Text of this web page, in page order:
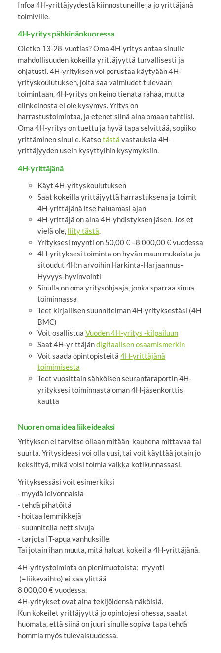
Infoa 4H-yrittäjyydestä kiinnostuneille ja jo yrittäjänä
toimiville.
4H-yritys pähkinänkuoressa
Oletko 13-28-vuotias? Oma 4H-yritys antaa sinulle
mahdollisuuden kokeilla yrittäjyyttä turvallisesti ja
ohjatusti. 4H-yrityksen voi perustaa käytyään 4H-
yrityskoulutuksen, jolta saa valmiudet tulevaan
toimintaan. 4H-yritys on keino tienata rahaa, mutta
elinkeinosta ei ole kysymys. Yritys on
harrastustoimintaa, ja etenet siinä aina omaan tahtiisi.
Oma 4H-yritys on tuettu ja hyvä tapa selvittää, sopiiko
yrittäminen sinulle. Katsotästä vastauksia 4H-
yrittäjyyden usein kysyttyihin kysymyksiin.
4H-yrittäjänä
Käyt 4H-yrityskoulutuksen
Saat kokeilla yrittäjyyttä harrastuksena ja toimit
4H-yrittäjänä itse haluamasi ajan
4H-yrittäjä on aina 4H-yhdistyksen jäsen. Jos et
vielä ole, liity tästä.
Yrityksesi myynti on 50,00 € –8 000,00 € vuodessa
4H-yrityksesi toiminta on hyvän maun mukaista ja
sitoudut 4H:n arvoihin Harkinta-Harjaannus-
Hyvyys-hyvinvointi
Sinulla on oma yritysohjaaja, jonka sparraa sinua
toiminnassa
Teet kirjallisen suunnitelman 4H-yrityksestäsi (4H
BMC)
Voit osallistua Vuoden 4H-yritys -kilpailuun
Saat 4H-yrittäjändigitaalisen osaamismerkin
Voit saada opintopisteitä 4H-yrittäjänä
toimimisesta
Teet vuosittain sähköisen seurantaraportin 4H-
yrityksesi toiminnasta oman 4H-jäsenkorttisi
kautta
Nuoren oma idea liikeideaksi
Yrityksen ei tarvitse ollaan mitään kauhena mittavaa tai
suurta. Yritysideasi voi olla uusi, tai voit käyttää jotain jo
keksittyä, mikä voisi toimia vaikka kotikunnassasi.
Yrityksessäsi voit esimerkiksi
- myydä leivonnaisia
- tehdä pihatöitä
- hoitaa lemmikkejä
- suunnitella nettisivuja
- tarjota IT-apua vanhuksille.
Tai jotain ihan muuta, mitä haluat kokeilla 4H-yrittäjänä.
4H-yritystoiminta on pienimuotoista; myynti
(=liikevaihto) ei saa ylittää
8 000,00 € vuodessa.
4H-yritykset ovat aina tekijöidensä näköisiä.
Kun kokeilet yrittäjyyttä jo opintojesi ohessa, saatat
huomata, että siinä on juuri sinulle sopiva tapa tehdä
hommia myös tulevaisuudessa.